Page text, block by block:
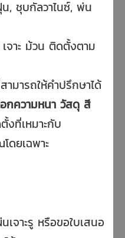
, ชุบกัลวาไนซ์, พ่น
าะ ม้วน ติดตั้งตาม
มารถให้คำปรึกษาได้
อกความหนา วัสดุ สี
งที่เหมาะกับ
ดยเฉพาะ
เจาะรู หรือขอใบเสนอ